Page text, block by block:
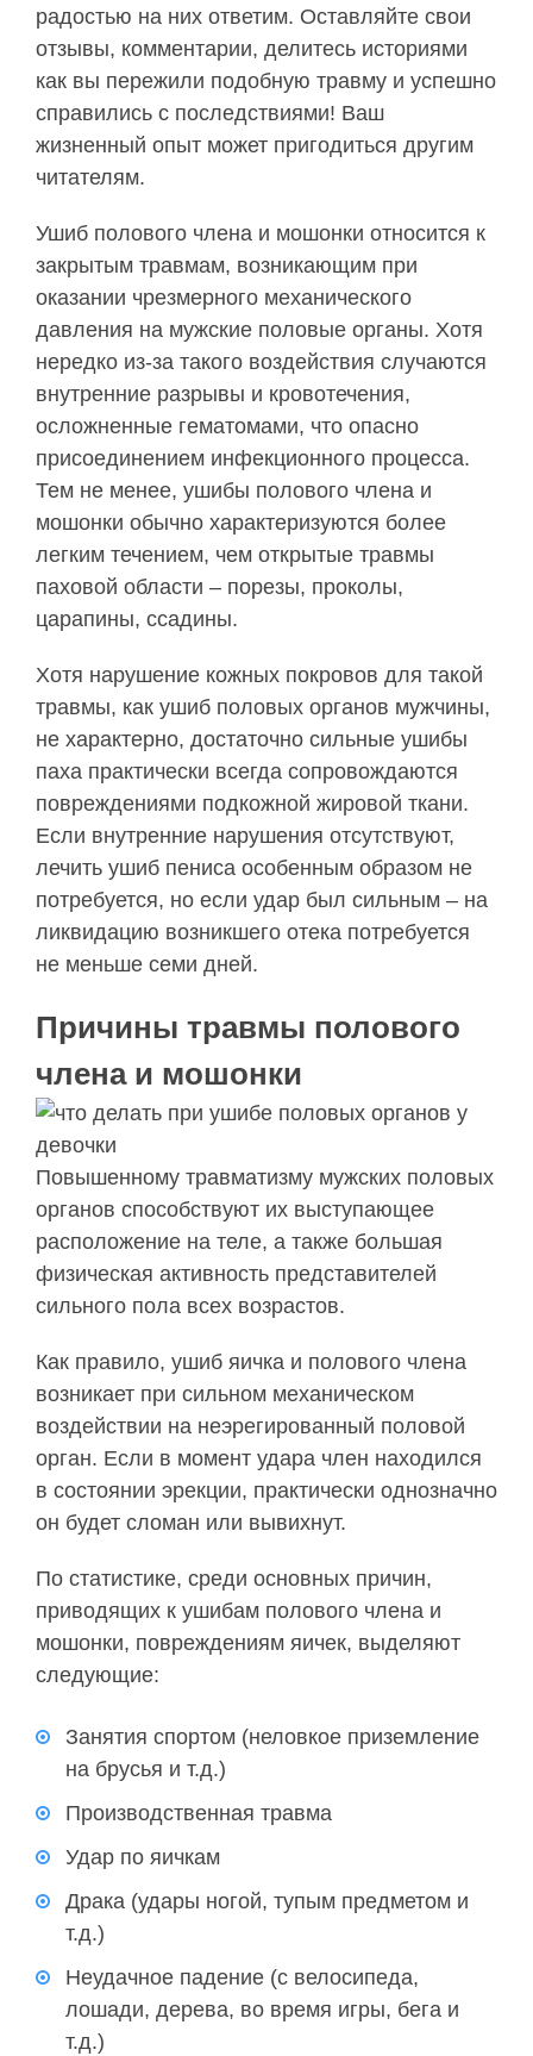
радостью на них ответим. Оставляйте свои
отзывы, комментарии, делитесь историями
как вы пережили подобную травму и успешно
справились с последствиями! Ваш
жизненный опыт может пригодиться другим
читателям.
Ушиб полового члена и мошонки относится к
закрытым травмам, возникающим при
оказании чрезмерного механического
давления на мужские половые органы. Хотя
нередко из-за такого воздействия случаются
внутренние разрывы и кровотечения,
осложненные гематомами, что опасно
присоединением инфекционного процесса.
Тем не менее, ушибы полового члена и
мошонки обычно характеризуются более
легким течением, чем открытые травмы
паховой области – порезы, проколы,
царапины, ссадины.
Хотя нарушение кожных покровов для такой
травмы, как ушиб половых органов мужчины,
не характерно, достаточно сильные ушибы
паха практически всегда сопровождаются
повреждениями подкожной жировой ткани.
Если внутренние нарушения отсутствуют,
лечить ушиб пениса особенным образом не
потребуется, но если удар был сильным – на
ликвидацию возникшего отека потребуется
не меньше семи дней.
Причины травмы полового
члена и мошонки
Повышенному травматизму мужских половых
органов способствуют их выступающее
расположение на теле, а также большая
физическая активность представителей
сильного пола всех возрастов.
Как правило, ушиб яичка и полового члена
возникает при сильном механическом
воздействии на неэрегированный половой
орган. Если в момент удара член находился
в состоянии эрекции, практически однозначно
он будет сломан или вывихнут.
По статистике, среди основных причин,
приводящих к ушибам полового члена и
мошонки, повреждениям яичек, выделяют
следующие:
Занятия спортом (неловкое приземление
на брусья и т.д.)
Производственная травма
Удар по яичкам
Драка (удары ногой, тупым предметом и
т.д.)
Неудачное падение (с велосипеда,
лошади, дерева, во время игры, бега и
т.д.)